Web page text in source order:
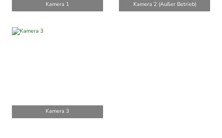
Kamera 1 Kamera 2 (Außer Betrieb)
Kamera 3